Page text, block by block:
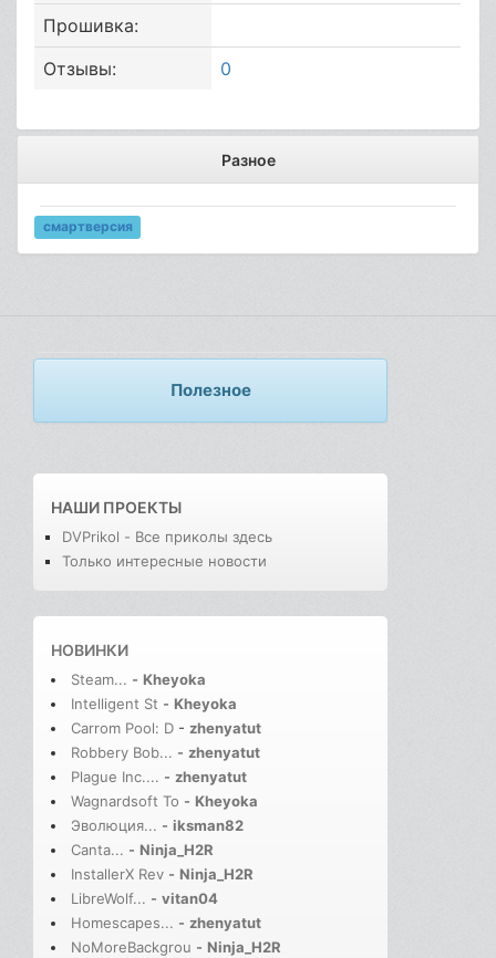
Прошивка:
Отзывы:
0
Разное
смартверсия
Полезное
НАШИ ПРОЕКТЫ
DVPrikol - Все приколы здесь
Только интересные новости
НОВИНКИ
Steam... - Kheyoka
Intelligent St - Kheyoka
Carrom Pool: D - zhenyatut
Robbery Bob... - zhenyatut
Plague Inc.... - zhenyatut
Wagnardsoft To - Kheyoka
Эволюция... - iksman82
Canta... - Ninja_H2R
InstallerX Rev - Ninja_H2R
LibreWolf... - vitan04
Homescapes... - zhenyatut
NoMoreBackgrou - Ninja_H2R